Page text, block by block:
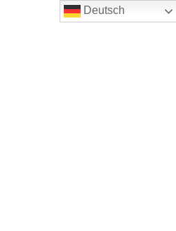
Deutsch